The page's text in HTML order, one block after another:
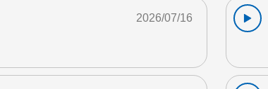
2026/07/16